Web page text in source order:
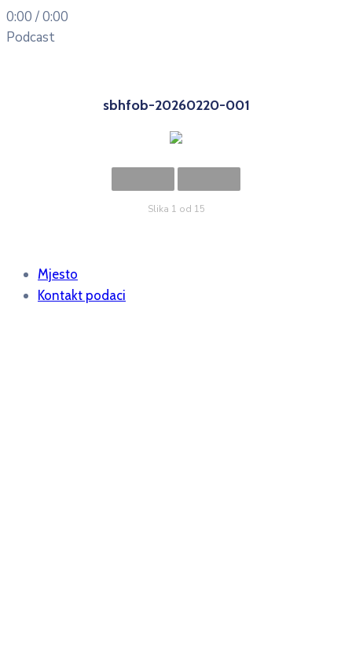
0:00 /0:00
Podcast
sbhfob-20260220-001
Slika 1 od 15
Mjesto
Kontakt podaci